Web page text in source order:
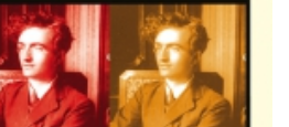
Grande Terrore degli anni…